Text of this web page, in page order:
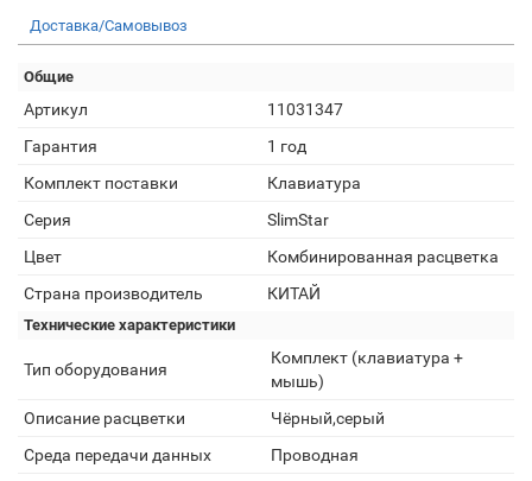
Доставка/Самовывоз
Общие
Артикул
11031347
Гарантия
1 год
Комплект поставки
Клавиатура
Серия
SlimStar
Цвет
Комбинированная расцветка
Страна производитель
КИТАЙ
Технические характеристики
Тип оборудования
Комплект (клавиатура +
мышь)
Описание расцветки
Чёрный,серый
Среда передачи данных
Проводная